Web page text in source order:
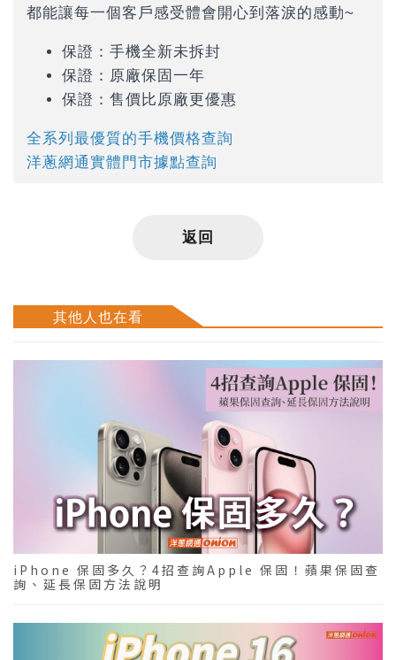
都能讓每一個客戶感受體會開心到落淚的感動~
保證：手機全新未拆封
保證：原廠保固一年
保證：售價比原廠更優惠
全系列最優質的手機價格查詢
洋蔥網通實體門市據點查詢
返回
其他人也在看
iPhone 保固多久？4招查詢Apple 保固！蘋果保固查
詢、延長保固方法說明